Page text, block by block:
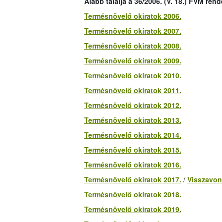
Termésnövelő okiratok 2006.
Termésnövelő okiratok 2007.
Termésnövelő okiratok 2008.
Termésnövelő okiratok 2009.
Termésnövelő okiratok 2010.
Termésnövelő okiratok 2011.
Termésnövelő okiratok 2012.
Termésnövelő okiratok 2013.
Termésnövelő okiratok 2014.
Termésnövelő okiratok 2015.
Termésnövelő okiratok 2016.
Termésnövelő okiratok 2017. /
Termésnövelő okiratok 2018.
Termésnövelő okiratok 2019.